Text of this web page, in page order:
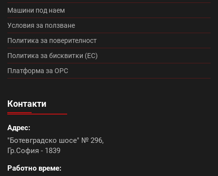
Промоция Брамак (13)
Топлоизолационна система Икономична (0)
Континентал плюс (9)
Керемиди Тондах промоция (10)
Топлоизолационна система Baumit Open (6)
Машини под наем
Условия за ползване
Политика за поверителност
Политика за бисквитки (ЕС)
Платформа за ОРС
Контакти
Адрес:
"Ботевградско шосе" № 296,
Гр.София - 1839
Работно време: